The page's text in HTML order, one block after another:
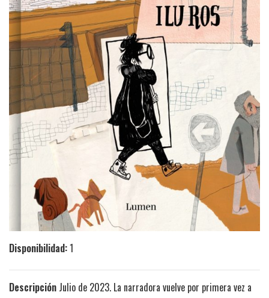
Disponibilidad:1
Descripción Julio de 2023. La narradora vuelve por primera vez a